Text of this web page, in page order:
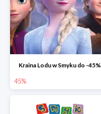
Kraina Lodu w Smyku do -45%
45%